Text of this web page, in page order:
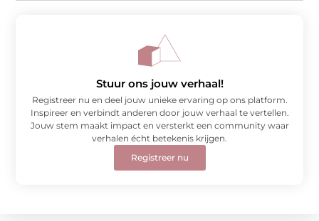
Stuur ons jouw verhaal!
Registreer nu en deel jouw unieke ervaring op ons platform.
Inspireer en verbindt anderen door jouw verhaal te vertellen.
Jouw stem maakt impact en versterkt een community waar
verhalen écht betekenis krijgen.
Registreer nu